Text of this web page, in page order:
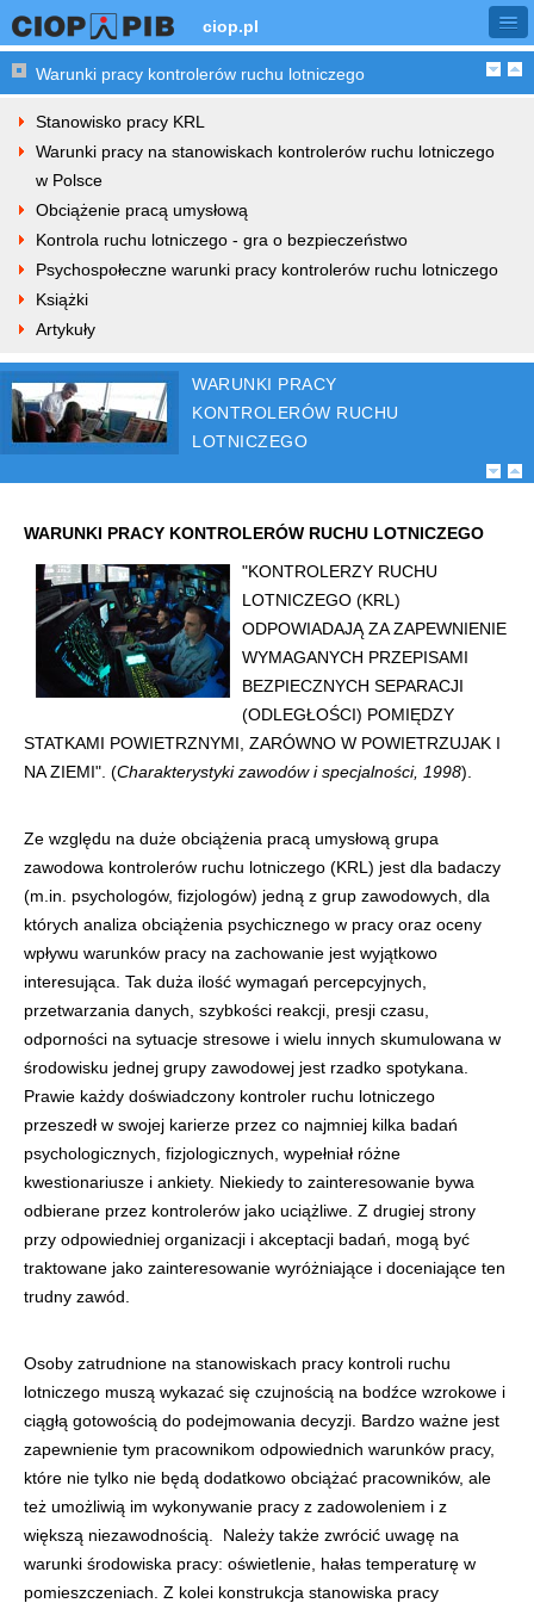
ciop.pl
Warunki pracy kontrolerów ruchu lotniczego
Stanowisko pracy KRL
Warunki pracy na stanowiskach kontrolerów ruchu lotniczego
w Polsce
Obciążenie pracą umysłową
Kontrola ruchu lotniczego - gra o bezpieczeństwo
Psychospołeczne warunki pracy kontrolerów ruchu lotniczego
Książki
Artykuły
WARUNKI PRACY
KONTROLERÓW RUCHU
LOTNICZEGO
WARUNKI PRACY KONTROLERÓW RUCHU LOTNICZEGO
"KONTROLERZY RUCHU
LOTNICZEGO (KRL)
ODPOWIADAJĄ ZA ZAPEWNIENIE
WYMAGANYCH PRZEPISAMI
BEZPIECZNYCH SEPARACJI
(ODLEGŁOŚCI) POMIĘDZY
STATKAMI POWIETRZNYMI, ZARÓWNO W POWIETRZUJAK I
NA ZIEMI". (Charakterystyki zawodów i specjalności, 1998).
Ze względu na duże obciążenia pracą umysłową grupa
zawodowa kontrolerów ruchu lotniczego (KRL) jest dla badaczy
(m.in. psychologów, fizjologów) jedną z grup zawodowych, dla
których analiza obciążenia psychicznego w pracy oraz oceny
wpływu warunków pracy na zachowanie jest wyjątkowo
interesująca. Tak duża ilość wymagań percepcyjnych,
przetwarzania danych, szybkości reakcji, presji czasu,
odporności na sytuacje stresowe i wielu innych skumulowana w
środowisku jednej grupy zawodowej jest rzadko spotykana.
Prawie każdy doświadczony kontroler ruchu lotniczego
przeszedł w swojej karierze przez co najmniej kilka badań
psychologicznych, fizjologicznych, wypełniał różne
kwestionariusze i ankiety. Niekiedy to zainteresowanie bywa
odbierane przez kontrolerów jako uciążliwe. Z drugiej strony
przy odpowiedniej organizacji i akceptacji badań, mogą być
traktowane jako zainteresowanie wyróżniające i doceniające ten
trudny zawód.
Osoby zatrudnione na stanowiskach pracy kontroli ruchu
lotniczego muszą wykazać się czujnością na bodźce wzrokowe i
ciągłą gotowością do podejmowania decyzji. Bardzo ważne jest
zapewnienie tym pracownikom odpowiednich warunków pracy,
które nie tylko nie będą dodatkowo obciążać pracowników, ale
też umożliwią im wykonywanie pracy z zadowoleniem i z
większą niezawodnością. Należy także zwrócić uwagę na
warunki środowiska pracy: oświetlenie, hałas temperaturę w
pomieszczeniach. Z kolei konstrukcja stanowiska pracy